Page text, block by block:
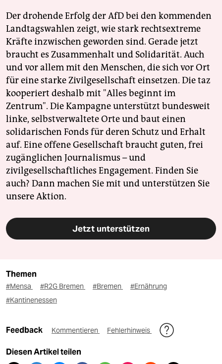
Der drohende Erfolg der AfD bei den kommenden
Landtagswahlen zeigt, wie stark rechtsextreme
Kräfte inzwischen geworden sind. Gerade jetzt
braucht es Zusammenhalt und Solidarität. Auch
und vor allem mit den Menschen, die sich vor Ort
für eine starke Zivilgesellschaft einsetzen. Die taz
kooperiert deshalb mit "Alles beginnt im
Zentrum". Die Kampagne unterstützt bundesweit
linke, selbstverwaltete Orte und baut einen
solidarischen Fonds für deren Schutz und Erhalt
auf. Eine offene Gesellschaft braucht guten, frei
zugänglichen Journalismus – und
zivilgesellschaftliches Engagement. Finden Sie
auch? Dann machen Sie mit und unterstützen Sie
unsere Aktion.
Jetzt unterstützen
Themen
#Mensa #R2G Bremen #Bremen
#Ernährung
#Kantinenessen
Feedback Kommentieren Fehlerhinweis
Diesen Artikel teilen